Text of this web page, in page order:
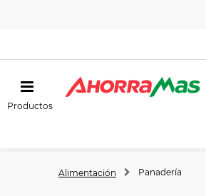
Productos
Alimentación Panadería